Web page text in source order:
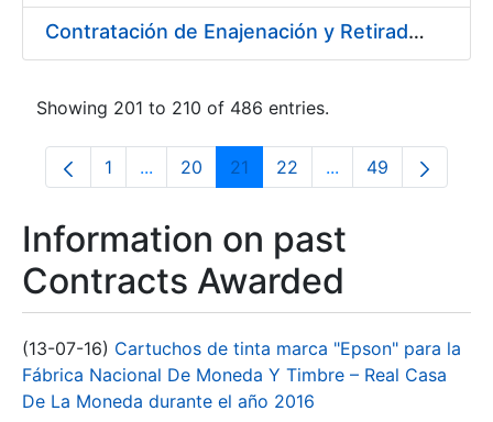
Contratación de Enajenación y Retirada de Recortes Sobrantes y Desperdicios de Papel Impreso y No Impreso durante 2018
Showing 201 to 210 of 486 entries.
Page
1 ...Intermediate Pages Use TAB to navigate.
Page
20 Page
21 Page
22 ...Intermediate
Page
49
Information on past
Contracts Awarded
(13-07-16) Cartuchos de tinta marca "Epson" para la
Fábrica Nacional De Moneda Y Timbre – Real Casa
De La Moneda durante el año 2016